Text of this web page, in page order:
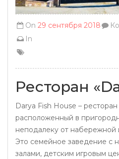
On 29 сентября 2018
In
Ресторан
Darya Fish House –
расположенный в
неподалеку от
Это семейное заведение с
залами, детским игровым